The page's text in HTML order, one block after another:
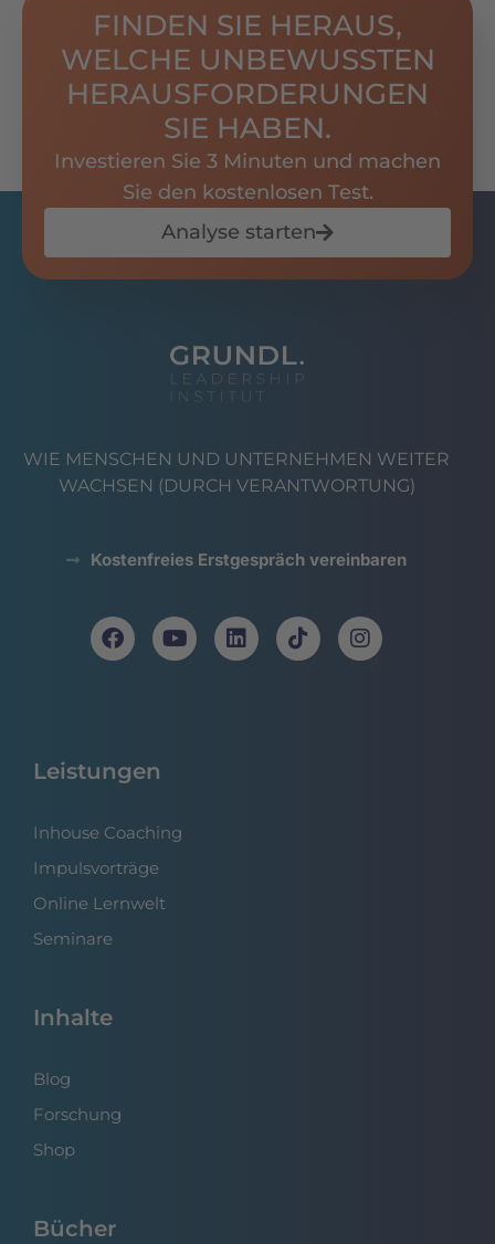
FINDEN SIE HERAUS,
WELCHE UNBEWUSSTEN
HERAUSFORDERUNGEN
SIE HABEN.
Investieren Sie 3 Minuten und machen
Sie den kostenlosen Test.
Analyse starten
WIE MENSCHEN UND UNTERNEHMEN WEITER
WACHSEN (DURCH VERANTWORTUNG)
Kostenfreies Erstgespräch vereinbaren
Leistungen
Inhouse Coaching
Impulsvorträge
Online Lernwelt
Seminare
Inhalte
Blog
Forschung
Shop
Bücher